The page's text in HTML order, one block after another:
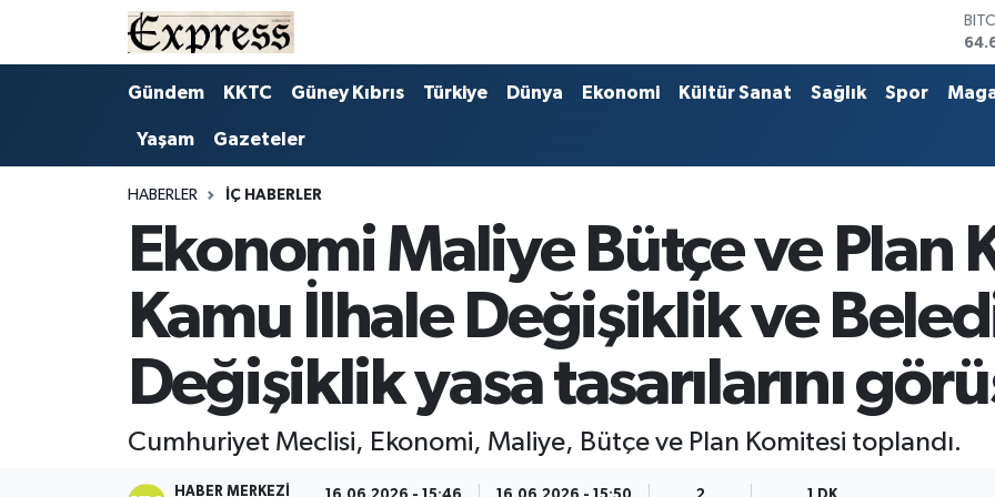
Gündem KKTC Güney Kıbrıs Türkiye Dünya Ekonomi Kültür Sanat Sağlık Spor
Yaşam Gazeteler
HABERLER İÇ HABERLER
Ekonomi Maliye Bütçe ve Plan
Kamu İlhale Değişiklik ve
Değişiklik yasa tasarılarını
Cumhuriyet Meclisi, Ekonomi, Maliye, Bütçe ve Plan Komitesi toplandı.
HABER MERKEZI
ALAYKÖY
ALSANCAK
ÇATALKÖY
ENGLISH
Hava Durumu
Trafik Durumu
Süper Lig Puan Durumu ve Fikstür
Tüm Manşetler
Son Dakika Haberleri
Haber Arşivi